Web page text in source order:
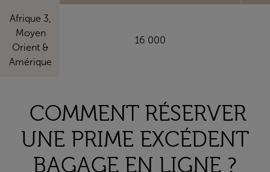
Afrique 3,
Moyen
Orient &
Amérique
16 000
COMMENT RÉSERVER
UNE PRIME EXCÉDENT
BAGAGE EN LIGNE ?